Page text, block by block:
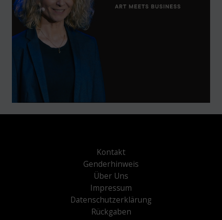
Kontakt
Genderhinweis
Über Uns
Impressum
Datenschutzerklärung
Rückgaben